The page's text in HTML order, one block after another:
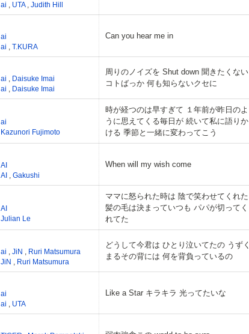
ai UTA Judith Hill
ai
ai T.KURA
Can you hear me in
ai
Daisuke Imai
ai Daisuke Imai
周りのノイズを Shut down 聞きたくない
コトばっか 何も知らないクセに
ai
Kazunori Fujimoto
時が経つのは早すぎて １年前が昨日のよ
うに思えてくる毎日が 続いて私に語りか
ける 季節と一緒に変わってこう
AI
AI Gakushi
When will my wish come
AI
Julian Le
ママに怒られた時は 陰で笑わせてくれた
髪の毛は決まっていつも パパが切ってく
れてた
ai JiN
Ruri Matsumura
JiN Ruri Matsumura
どうして今君は ひとり泣いてたの うずく
まるその背には 何を背負っているの
ai
ai UTA
Like a Star キラキラ 光ってたいな